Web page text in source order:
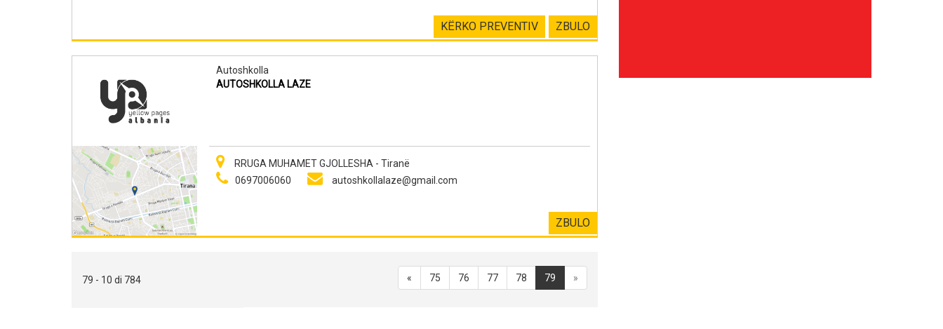
ZBULO
KËRKO PREVENTIV
Autoshkolla
AUTOSHKOLLA LAZE
RRUGA MUHAMET GJOLLESHA - Tiranë
0697006060
autoshkollalaze@gmail.com
ZBULO
79 - 10 di 784 « 75 76 77 78 79 »